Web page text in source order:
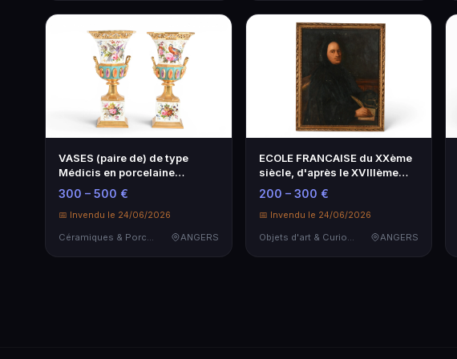
VASES (paire de) de type
Médicis en porcelaine
émaillée polychrome à décor
de faux cabochons, d'oiseaux
et de fleurs....
300 – 500 €
📅 Invendu le 24/06/2026
Céramiques & Porcelaine
ANGERS
ECOLE FRANCAISE du XXème
siècle, d'après le XVIIIème
siècle. "Portrait de moine
écrivant", huile sur toile
signée en ...
200 – 300 €
📅 Invendu le 24/06/2026
Objets d'art & Curiosités
ANGERS